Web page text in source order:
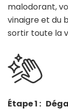
malodorant,
vinaigre et du
sortir toute la
Étape 1 :